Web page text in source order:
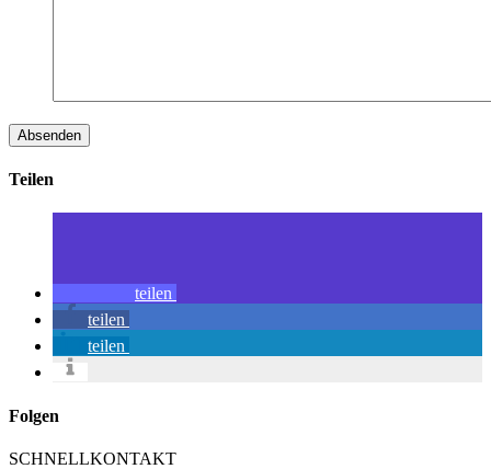
Teilen
teilen
teilen
teilen
Folgen
SCHNELLKONTAKT